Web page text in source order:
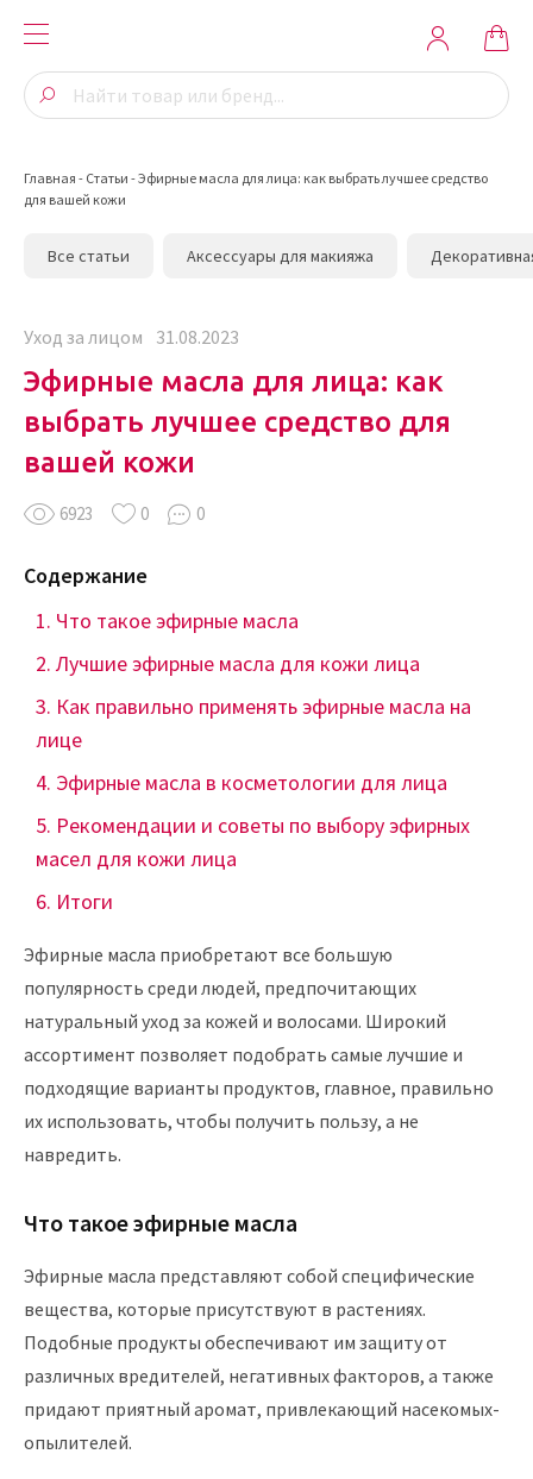
Главная - Статьи -Эфирные масла для лица: как выбрать лучшее средство
для вашей кожи
Все статьи Аксессуары для макияжа
Уход за лицом 31.08.2023
6923 0 0
Эфирные масла для лица: как
выбрать лучшее средство для
вашей кожи
Содержание
Что такое эфирные масла
Лучшие эфирные масла для кожи лица
Как правильно применять эфирные масла на
лице
Эфирные масла в косметологии для лица
Рекомендации и советы по выбору эфирных
масел для кожи лица
Итоги
Эфирные масла приобретают все большую
популярность среди людей, предпочитающих
натуральный уход за кожей и волосами. Широкий
ассортимент позволяет подобрать самые лучшие и
подходящие варианты продуктов, главное, правильно
их использовать, чтобы получить пользу, а не
навредить.
Что такое эфирные масла
Эфирные масла представляют собой специфические
вещества, которые присутствуют в растениях.
Подобные продукты обеспечивают им защиту от
различных вредителей, негативных факторов, а также
придают приятный аромат, привлекающий насекомых-
опылителей.